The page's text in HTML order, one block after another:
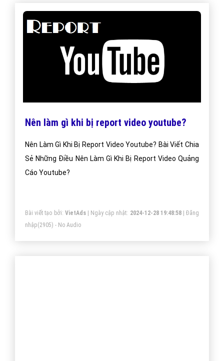
Nên làm gì khi bị report video youtube?
Nên Làm Gì Khi Bị Report Video Youtube? Bài Viết Chia
Sẻ Những Điều Nên Làm Gì Khi Bị Report Video Quảng
Cáo Youtube?
Bài viết tạo bởi: VietAds| Ngày cập nhật: 2024-12-28 19:48:58|Đăng
nhập(2905) - No Audio